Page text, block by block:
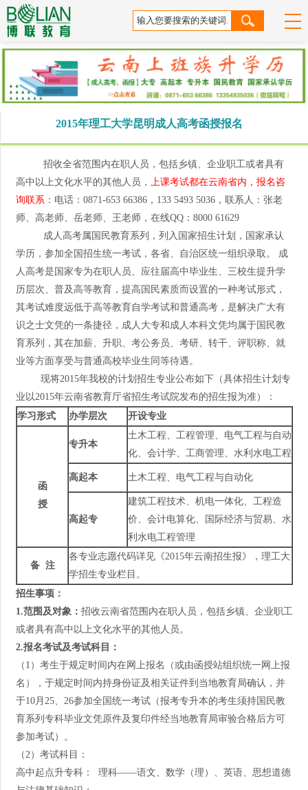
2015年理工大学昆明成人高考函授报名
招收全省范围内在职人员，包括乡镇、企业职工或者具有
高中以上文化水平的其他人员，
上课考试都在云南省内，报名咨
询联系 ：电话：0871-653 66386，133 5493 5036，联系人：张老
师、高老师、岳老师、王老师，在线QQ：8000 61629
成人高考属国民教育系列，列入国家招生计划，国家承认
学历，参加全国招生统一考试，各省、自治区统一组织录取。 成
人高考是国家专为在职人员、应往届高中毕业生、三校生提升学
历层次、普及高等教育，提高国民素质而设置的一种考试形式，
其考试难度远低于高等教育自学考试和普通高考，是解决广大有
识之士文凭的一条捷径，成人大专和成人本科文凭均属于国民教
育系列，其在加薪、升职、考公务员、考研、转干、评职称、就
业等方面享受与普通高校毕业生同等待遇。
现将2015年我校的计划招生专业公布如下（具体招生计划专
业以2015年云南省教育厅省招生考试院发布的招生报为准）：
学习形式
办学层次 开设专业
函
授
专升本
土木工程、工程管理、电气工程与自动
化、会计学、工商管理、水利水电工程
高起本 土木工程、电气工程与自动化
高起专
建筑工程技术、机电一体化、工程造
价、会计电算化、国际经济与贸易、水
利水电工程管理
备 注
各专业志愿代码详见《2015年云南招生报》，理工大
学招生专业栏目。
招生事项：
1.范围及对象：招收云南省范围内在职人员，包括乡镇、企业职工
或者具有高中以上文化水平的其他人员。
2.报名考试及考试科目：
（1）考生于规定时间内在网上报名（或由函授站组织统一网上报
名），于规定时间内持身份证及相关证件到当地教育局确认，并
于10月25、26参加全国统一考试（报考专升本的考生须持国民教
育系列专科毕业文凭原件及复印件经当地教育局审验合格后方可
参加考试）。
（2）考试科目：
高中起点升专科： 理科——语文、数学（理）、英语、思想道德